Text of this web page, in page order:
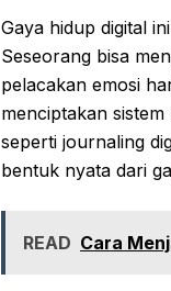
Gaya hidup digital
Seseorang bisa
pelacakan emosi
menciptakan
seperti journaling
bentuk nyata dari
READ Cara